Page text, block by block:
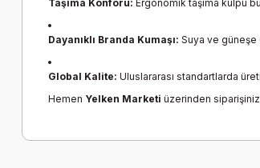
Taşıma Konforu: Ergonomik taşıma kulpu
Dayanıklı Branda Kumaşı: Suya ve güneşe
Global Kalite: Uluslararası standartlarda
Hemen Yelken Marketi üzerinden